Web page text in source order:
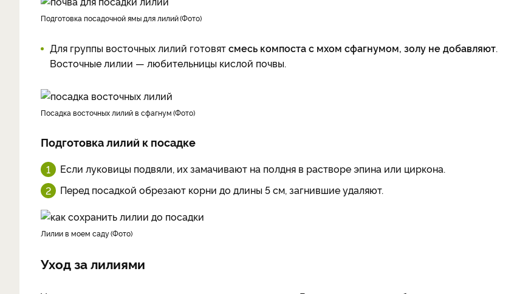
подготовка посадочной ямы для лилий Фото
Для группы восточных лилий готовятсмесь компоста с мхом сфагнумом, золу не добавляют.
Восточные лилии — любительницы кислой почвы.
посадка восточных лилий в сфагнум Фото
Подготовка лилий к посадке
Если луковицы подвяли, их замачивают на полдня в растворе эпина или циркона.
Перед посадкой обрезают корни до длины 5 см, загнившие удаляют.
лилии в моем саду Фото
Уход за лилиями